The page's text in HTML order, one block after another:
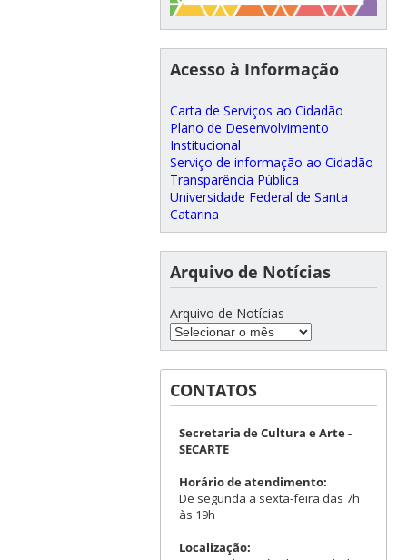
Acesso à Informação
Carta de Serviços ao Cidadão
Plano de Desenvolvimento
Institucional
Serviço de informação ao Cidadão
Transparência Pública
Universidade Federal de Santa
Catarina
Arquivo de Notícias
Arquivo de Notícias
CONTATOS
Secretaria de Cultura e Arte -
SECARTE
Horário de atendimento:
De segunda a sexta-feira das 7h
às 19h
Localização: